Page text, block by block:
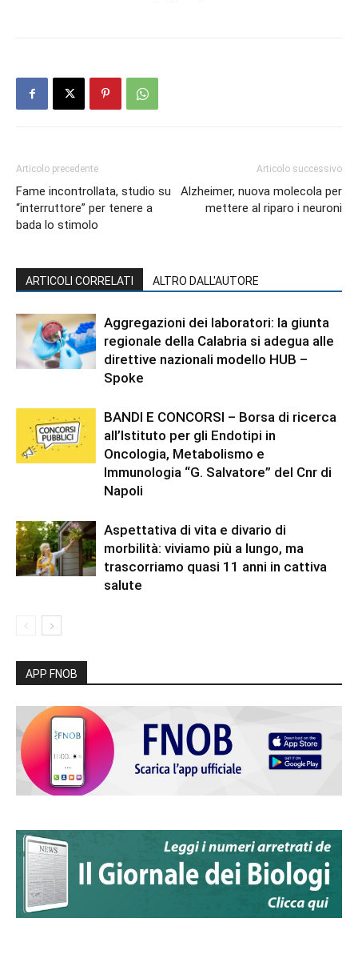
Articolo precedente
Fame incontrollata, studio su
“interruttore” per tenere a
bada lo stimolo
Articolo successivo
Alzheimer, nuova molecola per
mettere al riparo i neuroni
ARTICOLI CORRELATI ALTRO DALL'AUTORE
Aggregazioni dei laboratori: la giunta
regionale della Calabria si adegua alle
direttive nazionali modello HUB –
Spoke
BANDI E CONCORSI – Borsa di ricerca
all’Istituto per gli Endotipi in
Oncologia, Metabolismo e
Immunologia “G. Salvatore” del Cnr di
Napoli
Aspettativa di vita e divario di
morbilità: viviamo più a lungo, ma
trascorriamo quasi 11 anni in cattiva
salute
APP FNOB